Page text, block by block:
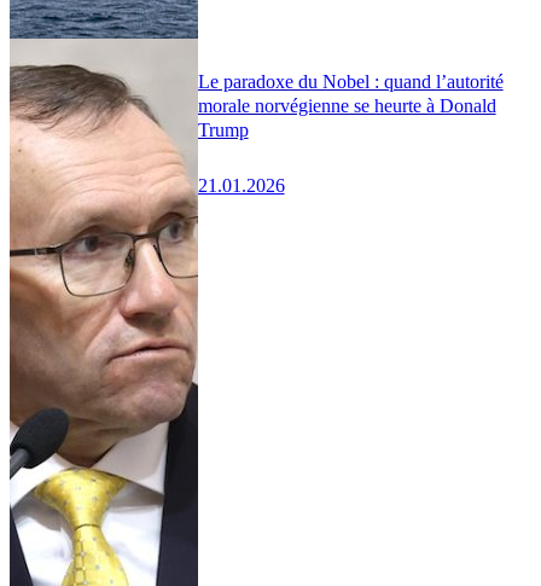
Le paradoxe du Nobel : quand l’autorité
morale norvégienne se heurte à Donald
Trump
21.01.2026